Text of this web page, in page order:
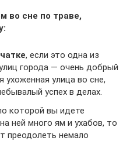
во сне по траве,
, если это одна из
города — очень добрый
ухоженная улица во сне,
успех в делах.
которой вы идете
ней много ям и ухабов, то
преодолеть немало